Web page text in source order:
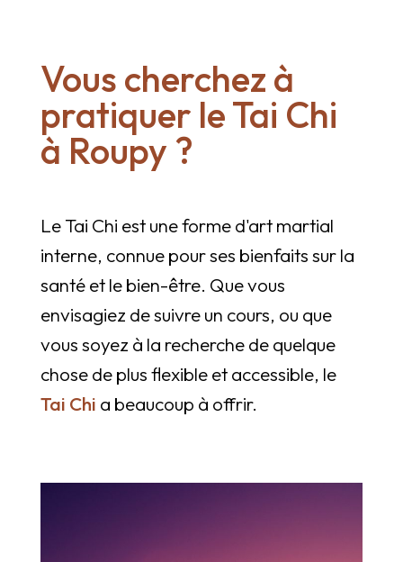
Vous cherchez à
pratiquer le Tai Chi
à Roupy ?
Le Tai Chi est une forme d'art martial
interne, connue pour ses bienfaits sur la
santé et le bien-être. Que vous
envisagiez de suivre un cours, ou que
vous soyez à la recherche de quelque
chose de plus flexible et accessible, le
Tai Chi a beaucoup à offrir.